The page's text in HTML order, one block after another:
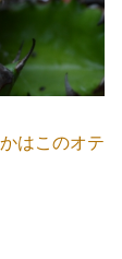
はこのオテ